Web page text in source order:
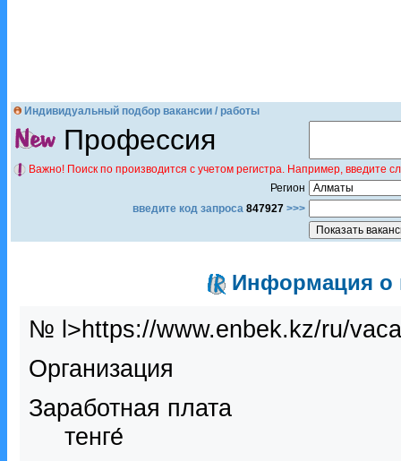
Индивидуальный подбор вакансии / работы
Профессия
Важно! Поиск по производится с учетом регистра. Например,
Регион
введите код запроса 847927 >>>
Информация о
№ l>https://www.enbek.kz/ru/
Организация
Заработная плата
тенге́